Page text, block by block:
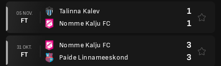
05 NOV.
FT
Talinna Kalev
Nomme Kalju FC
1
1
31 OKT.
FT
Nomme Kalju FC
Paide Linnameeskond
3
3